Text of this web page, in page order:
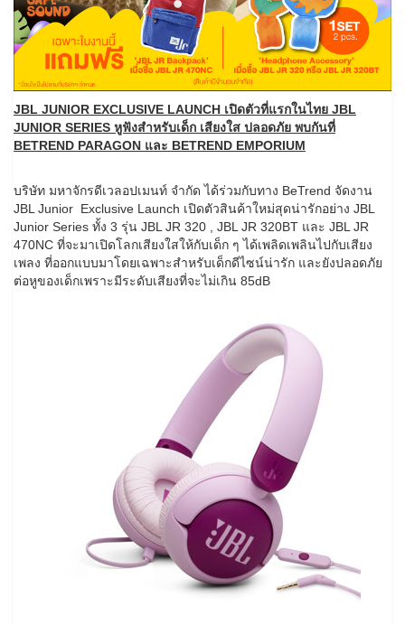
JBL JUNIOR EXCLUSIVE LAUNCH เปิดตัวที่แรกในไทย JBL
JUNIOR SERIES หูฟังสำหรับเด็ก เสียงใส ปลอดภัย พบกันที่
BETREND PARAGON และ BETREND EMPORIUM
บริษัท มหาจักรดีเวลอปเมนท์ จำกัด ได้ร่วมกับทาง BeTrend จัดงาน
JBL Junior Exclusive Launch เปิดตัวสินค้าใหม่สุดน่ารักอย่าง JBL
Junior Series ทั้ง 3 รุ่น JBL JR 320 , JBL JR 320BT และ JBL JR
470NC ที่จะมาเปิดโลกเสียงใสให้กับเด็ก ๆ ได้เพลิดเพลินไปกับเสียง
เพลง ที่ออกแบบมาโดยเฉพาะสำหรับเด็กดีไซน์น่ารัก และยังปลอดภัย
ต่อหูของเด็กเพราะมีระดับเสียงที่จะไม่เกิน 85dB